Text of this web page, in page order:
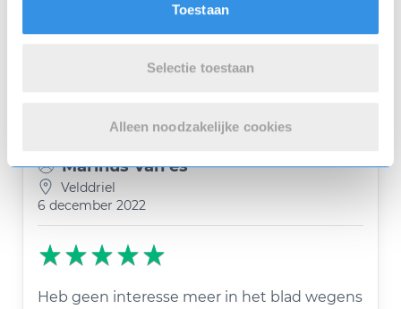
Toestaan
Selectie toestaan
Alleen noodzakelijke cookies
Marinus Van es
Velddriel
6 december 2022
Heb geen interesse meer in het blad wegens